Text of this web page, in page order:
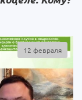
12 февраля